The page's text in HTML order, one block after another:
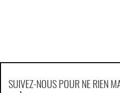
SUIVEZ-NOUS POUR NE RIEN